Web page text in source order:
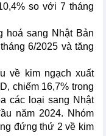
so với 7 tháng
hoá sang Nhật Bản
6/2025 và tăng
về kim ngạch xuất
chiếm 16,7% trong
các loại sang Nhật
năm 2024. Nhóm
đứng thứ 2 về kim